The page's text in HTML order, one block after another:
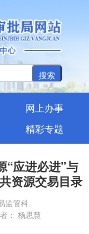
搜索
网上办事
精彩专题
“应进必进”与
资源交易目录
监管科
： 杨思慧